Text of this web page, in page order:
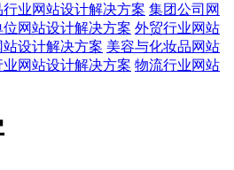
行业网站设计解决方案 集团公司网
网站设计解决方案 外贸行业网站
设计解决方案 美容与化妆品网站
网站设计解决方案 物流行业网站